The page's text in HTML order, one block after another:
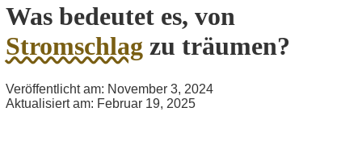
Was bedeutet es, von
Stromschlag zu träumen?
Veröffentlicht am: November 3, 2024
Aktualisiert am: Februar 19, 2025